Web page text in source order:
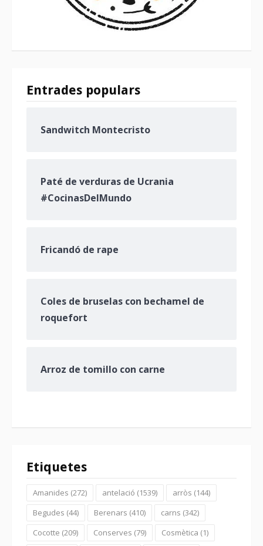
Entrades populars
Sandwitch Montecristo
Paté de verduras de Ucrania
#CocinasDelMundo
Fricandó de rape
Coles de bruselas con bechamel de
roquefort
Arroz de tomillo con carne
Etiquetes
Amanides (272) antelació (1539) arròs (144)
Begudes (44) Berenars (410) carns (342)
Cocotte (209) Conserves (79) Cosmètica (1)